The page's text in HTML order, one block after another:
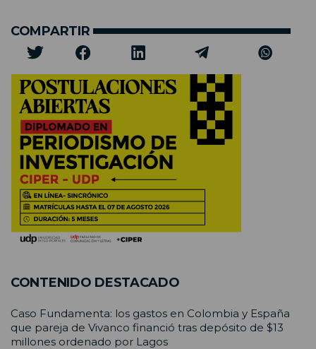
COMPARTIR
CONTENIDO DESTACADO
Caso Fundamenta: los gastos en Colombia y España
que pareja de Vivanco financió tras depósito de $13
millones ordenado por Lagos